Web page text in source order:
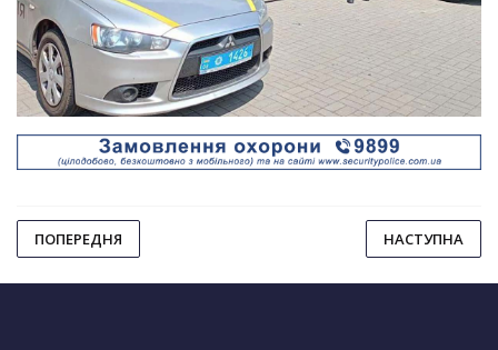
ПОПЕРЕДНЯ НАСТУПНА